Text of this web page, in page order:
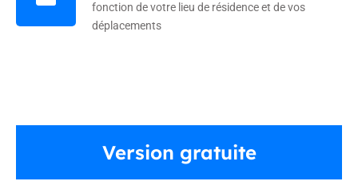
fonction de votre lieu de résidence et de vos
déplacements
Version gratuite